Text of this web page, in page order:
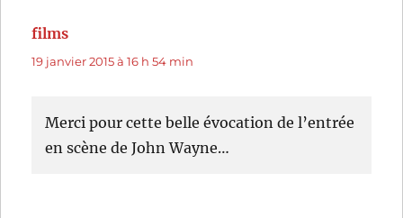
films
19 janvier 2015 à 16 h 54 min
Merci pour cette belle évocation de l’entrée
en scène de John Wayne…